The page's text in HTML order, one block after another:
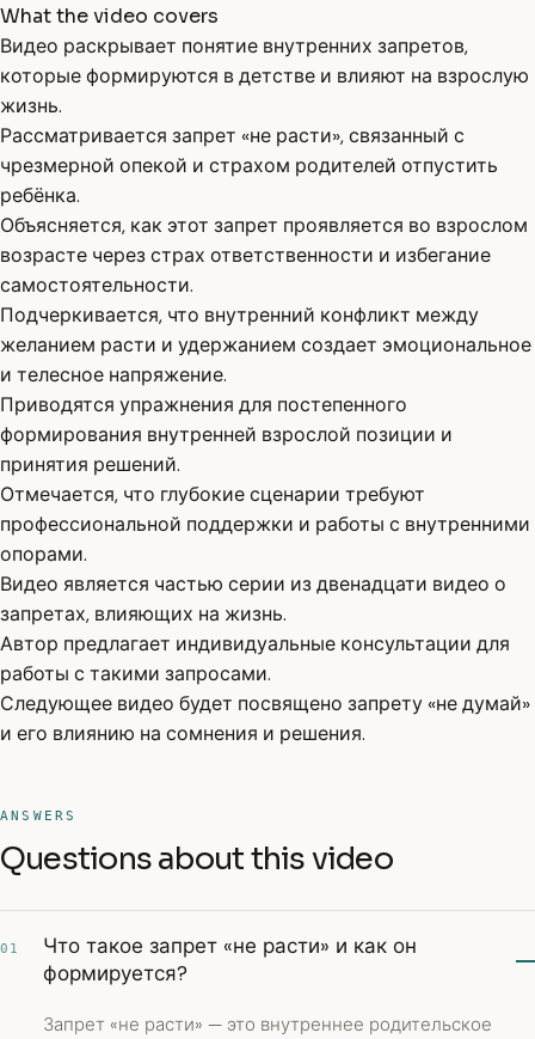
What the video covers
Видео раскрывает понятие внутренних запретов,
которые формируются в детстве и влияют на взрослую
жизнь.
Рассматривается запрет «не расти», связанный с
чрезмерной опекой и страхом родителей отпустить
ребёнка.
Объясняется, как этот запрет проявляется во взрослом
возрасте через страх ответственности и избегание
самостоятельности.
Подчеркивается, что внутренний конфликт между
желанием расти и удержанием создает эмоциональное
и телесное напряжение.
Приводятся упражнения для постепенного
формирования внутренней взрослой позиции и
принятия решений.
Отмечается, что глубокие сценарии требуют
профессиональной поддержки и работы с внутренними
опорами.
Видео является частью серии из двенадцати видео о
запретах, влияющих на жизнь.
Автор предлагает индивидуальные консультации для
работы с такими запросами.
Следующее видео будет посвящено запрету «не думай»
и его влиянию на сомнения и решения.
ANSWERS
Questions about this video
01
Что такое запрет «не расти» и как он
формируется?
Запрет «не расти» — это внутреннее родительское